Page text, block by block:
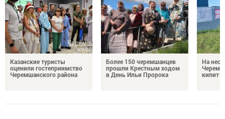
Казанские туристы
оценили гостеприимство
Черемшанского района
Более 150 черемшанцев
прошли Крестным ходом
в День Ильи Пророка
На
кипит